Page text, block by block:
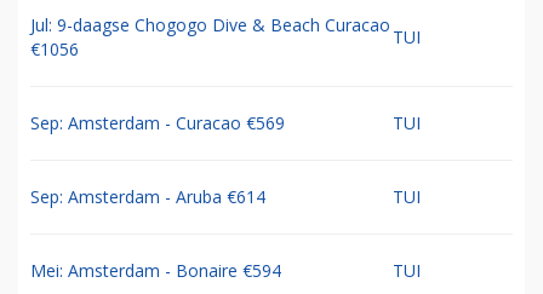
Jul: 9-daagse Chogogo Dive & Beach Curacao
€1056
TUI
Sep: Amsterdam - Curacao €569 TUI
Sep: Amsterdam - Aruba €614 TUI
Mei: Amsterdam - Bonaire €594 TUI